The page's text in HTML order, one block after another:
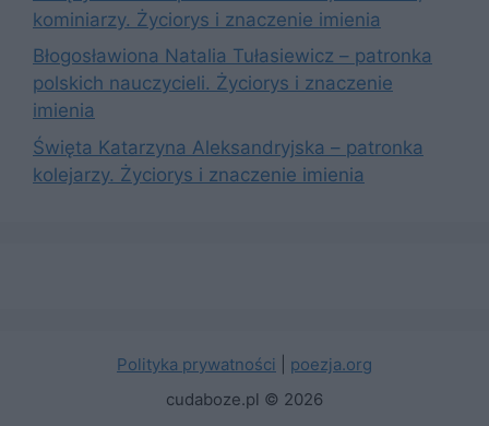
kominiarzy. Życiorys i znaczenie imienia
Błogosławiona Natalia Tułasiewicz – patronka
polskich nauczycieli. Życiorys i znaczenie
imienia
Święta Katarzyna Aleksandryjska – patronka
kolejarzy. Życiorys i znaczenie imienia
Polityka prywatności
poezja.org
cudaboze.pl © 2026